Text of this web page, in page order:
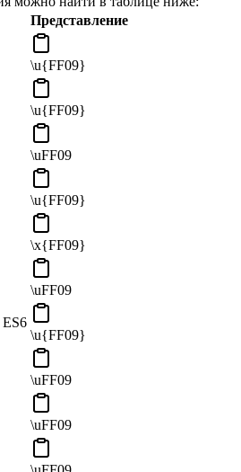
Представление
\u{FF09}
\u{FF09}
\uFF09
\u{FF09}
\x{FF09}
\uFF09
\u{FF09}
\uFF09
\uFF09